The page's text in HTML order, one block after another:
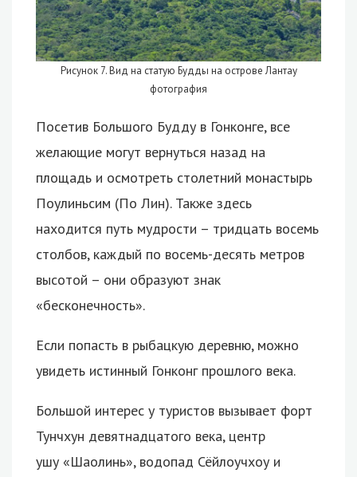
Рисунок 7. Вид на статую Будды на острове Лантау
фотография
Посетив Большого Будду в Гонконге, все
желающие могут вернуться назад на
площадь и осмотреть столетний монастырь
Поулиньсим (По Лин). Также здесь
находится путь мудрости – тридцать восемь
столбов, каждый по восемь-десять метров
высотой – они образуют знак
«бесконечность».
Если попасть в рыбацкую деревню, можно
увидеть истинный Гонконг прошлого века.
Большой интерес у туристов вызывает форт
Тунчхун девятнадцатого века, центр
ушу «Шаолинь», водопад Сёйлоучхоу и